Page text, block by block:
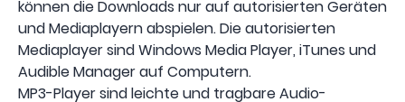
können die Downloads nur auf autorisierten Geräten
und Mediaplayern abspielen. Die autorisierten
Mediaplayer sind Windows Media Player, iTunes und
Audible Manager auf Computern.
MP3-Player sind leichte und tragbare Audio-